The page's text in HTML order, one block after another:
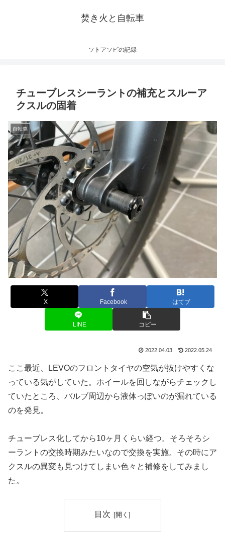
焚き火と自転車
ソトアソビの記録
チューブレスシーラントの補充とスルーア
クスルの固着
自転車
X Facebook はてブ
LINE コピー
2022.04.03 2022.05.24
ここ最近、LEVOのフロントタイヤの空気が抜けやすくな
っている気がしていた。ホイールを回しながらチェックし
ていたところ、バルブ周辺から液体っぽいのが漏れている
のを発見。
チューブレス化してから10ヶ月くらい経つ。そろそろシ
ーラントの交換時期みたいなので交換を実施。その時にア
クスルの異変も見つけてしまい色々と補修をしてみまし
た。
目次